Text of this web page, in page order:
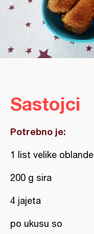
Sastojci
Potrebno je:
1 list velike oblande
200 g sira
4 jajeta
po ukusu so